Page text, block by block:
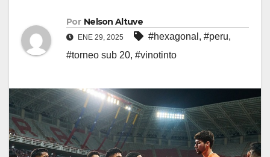
Por Nelson Altuve
ENE 29, 2025 #hexagonal , #peru,
#torneo sub 20, #vinotinto